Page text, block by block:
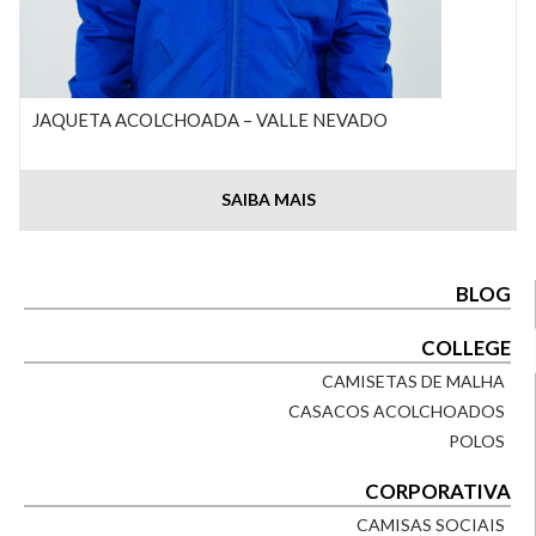
JAQUETA ACOLCHOADA – VALLE NEVADO
SAIBA MAIS
BLOG
COLLEGE
CAMISETAS DE MALHA
CASACOS ACOLCHOADOS
POLOS
CORPORATIVA
CAMISAS SOCIAIS